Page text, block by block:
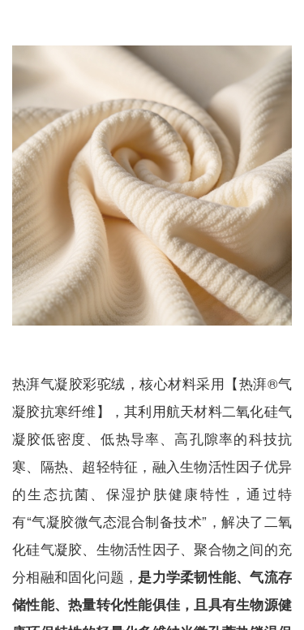
热湃气凝胶彩驼绒，核心材料采用【热湃®气
凝胶抗寒纤维】，其利用航天材料二氧化硅气
凝胶低密度、低热导率、高孔隙率的科技抗
寒、 隔热、超轻特征 ，融入生物活性因子优异
的生态抗菌、保湿护肤健康特性，通过特
有“气凝胶微气态混合制备技术”，解决了二氧
化硅气凝胶、生物活性因子、聚合物之间的充
分相融和固化问题， 是力学柔韧性能、气流存
储性能、热量转化性能俱佳 ，且具有生物源健